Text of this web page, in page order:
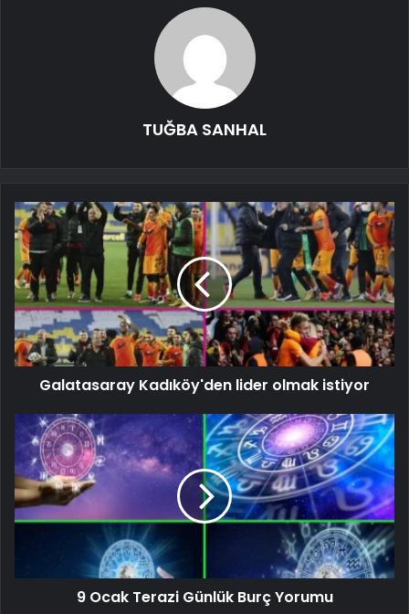
TUĞBA SANHAL
Galatasaray Kadıköy'den lider olmak istiyor
9 Ocak Terazi Günlük Burç Yorumu